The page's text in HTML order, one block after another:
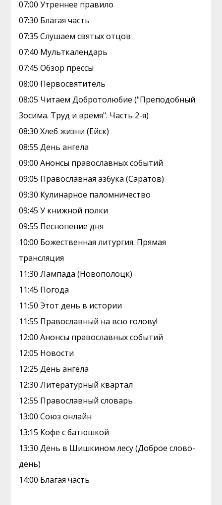
07:00 Утреннее правило
07:30 Благая часть
07:35 Слушаем святых отцов
07:40 Мульткалендарь
07:45 Обзор прессы
08:00 Первосвятитель
08:05 Читаем Добротолюбие ("Преподобный
Зосима. Труд и время". Часть 2-я)
08:30 Хлеб жизни (Ейск)
08:55 День ангела
09:00 Анонсы православных событий
09:05 Православная азбука (Саратов)
09:30 Кулинарное паломничество
09:45 У книжной полки
09:55 Песнопение дня
10:00 Божественная литургия. Прямая
трансляция
11:30 Лампада (Новополоцк)
11:45 Погода
11:50 Этот день в истории
11:55 Православный на всю голову!
12:00 Анонсы православных событий
12:05 Новости
12:25 День ангела
12:30 Литературный квартал
12:55 Православный словарь
13:00 Союз онлайн
13:15 Кофе с батюшкой
13:30 День в Шишкином лесу (Доброе слово-
день)
14:00 Благая часть